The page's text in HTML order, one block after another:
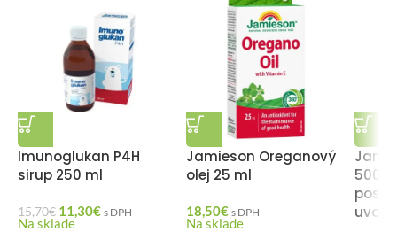
Imunoglukan P4H
sirup 250 ml
15,70€ 11,30€ s DPH
Na sklade
Jamieson Oreganový
olej 25 ml
18,50€ s DPH
Na sklade
500